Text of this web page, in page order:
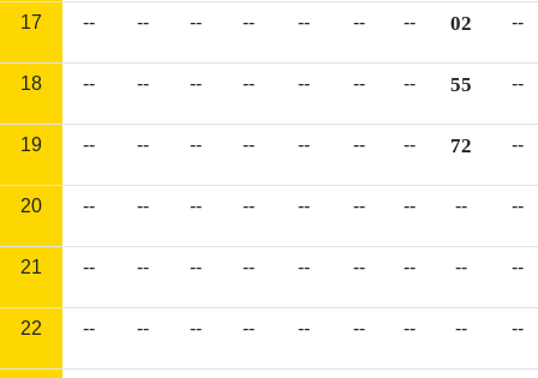
17 -- -- -- -- -- -- -- 02 --
18 -- -- -- -- -- -- -- 55 --
19 -- -- -- -- -- -- -- 72 --
20 -- -- -- -- -- -- -- -- --
21 -- -- -- -- -- -- -- -- --
22 -- -- -- -- -- -- -- -- --